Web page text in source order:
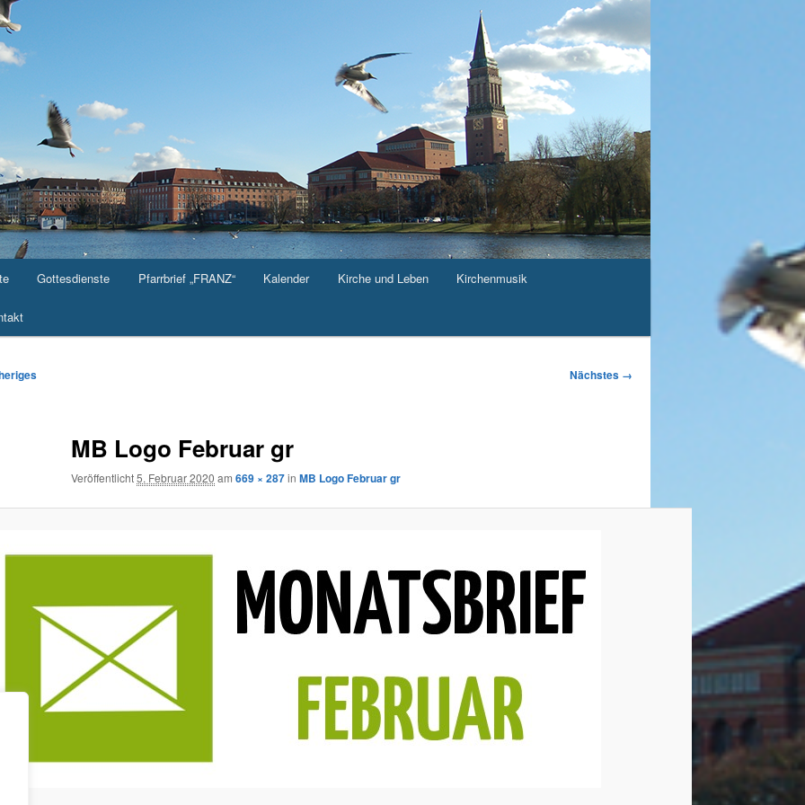
Gottesdienste Pfarrbrief „FRANZ“ Kalender Kirche und Leben Kirchenmusik
Nächstes →
MB Logo Februar gr
Veröffentlicht5. Februar 2020 am669 × 287inMB Logo Februar gr